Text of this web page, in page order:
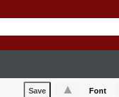
Save ▲ Font